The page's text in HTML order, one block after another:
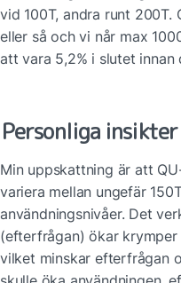
vid 100T, andra runt
eller så och vi når max
att vara 5,2% i slutet
Personliga insikter
Min uppskattning är att
variera mellan ungefär
användningsnivåer. Det
(efterfrågan) ökar
vilket minskar efterfrågan